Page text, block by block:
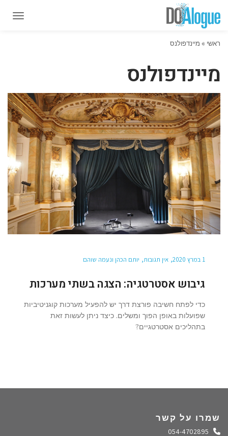
ראשי » מיינדפולנס
מיינדפולנס
1 במרץ 2020 אין תגובות יותם הכהן ונעמה שוהם
גיבוש אסטרטגיה: הצגה בשתי מערכות
כדי לפתח חשיבה פורצת דרך יש להפעיל מערכות קוגניטיביות
שפועלות באופן הפוך ומשלים. כיצד ניתן לעשות זאת
בתהליכים אסטרטגיים?
שמרו על קשר
התקשרו אלינו